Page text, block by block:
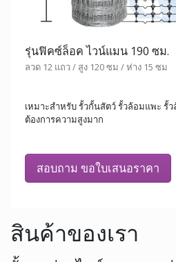
รุ่นฟิคซ์ล็อค ไวน์แมน 190 ซม.
ลวด 12 แถว / สูง 120 ซม / ห่าง 15 ซม
เหมาะสำหรับ รั้วกั้นสัตว์ รั้วล้อมแพะ รั้
ต้องการความสูงมาก
สอบถาม ขอใบเสนอราคา
สินค้าของเรา